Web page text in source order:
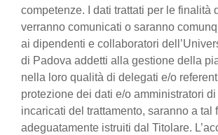
competenze. I dati trattati per le finalità
verranno comunicati o saranno
ai dipendenti e collaboratori
di Padova addetti alla gestione della
nella loro qualità di delegati e/o
protezione dei dati e/o amministratori
incaricati del trattamento, saranno a tal
adeguatamente istruiti dal Titolare.